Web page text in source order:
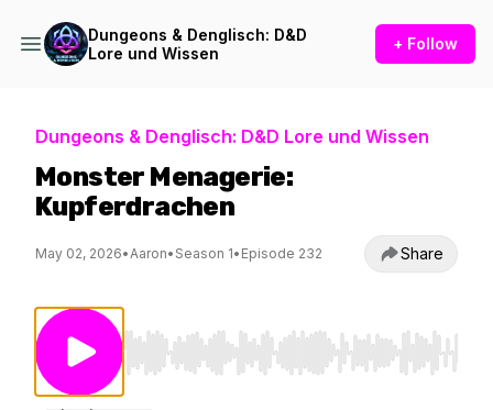
Dungeons & Denglisch: D&D
Lore und Wissen
+ Follow
Dungeons & Denglisch: D&D Lore und Wissen
Monster Menagerie:
Kupferdrachen
May 02, 2026•Aaron• Season 1• Episode 232 Share
Use Left/Right to seek, Home/End to jump